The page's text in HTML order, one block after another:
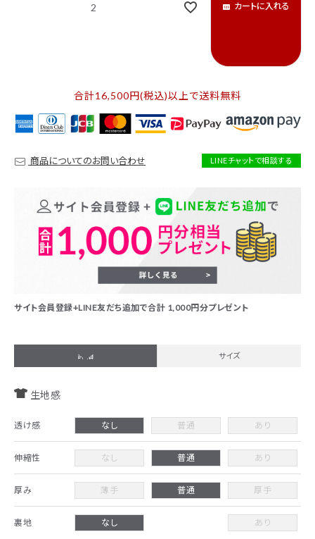
ようこそ ゲスト 様
ログイン 会員登録
2 カートに入れる
合計16,500円(税込)以上で送料無料
商品についてのお問い合わせ LINEチャットで相談する
サイト会員登録+LINE友だち追加で合計 1,000円分プレゼント
詳細 サイズ
生地感
透け感 なし 普通 あり
伸縮性 なし 普通 あり
厚み 薄手 普通 厚手
裏地 なし あり